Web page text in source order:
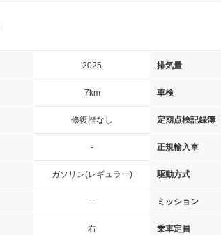
2025 排気量
7km 車検
修復歴なし 定期点検記録簿
- 正規輸入車
ガソリン(レギュラー) 駆動方式
- ミッション
右 乗車定員